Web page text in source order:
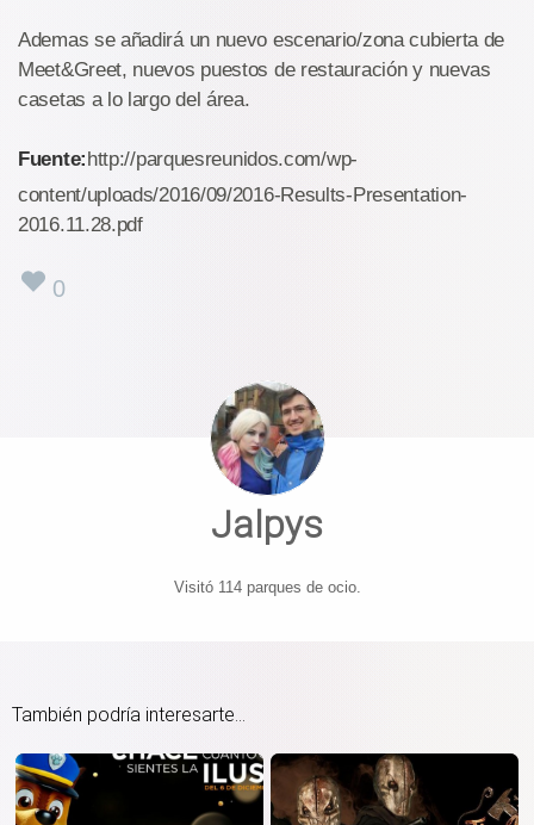
Ademas se añadirá un nuevo escenario/zona cubierta de
Meet&Greet, nuevos puestos de restauración y nuevas
casetas a lo largo del área.
Fuente:http://parquesreunidos.com/wp-
content/uploads/2016/09/2016-Results-Presentation-
2016.11.28.pdf
0
Jalpys
Visitó 114 parques de ocio.
También podría interesarte...